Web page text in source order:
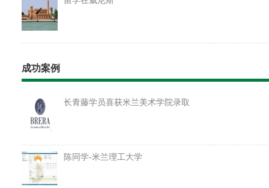
成功案例
长青藤学员喜获米兰美术学院录取
陈同学-米兰理工大学